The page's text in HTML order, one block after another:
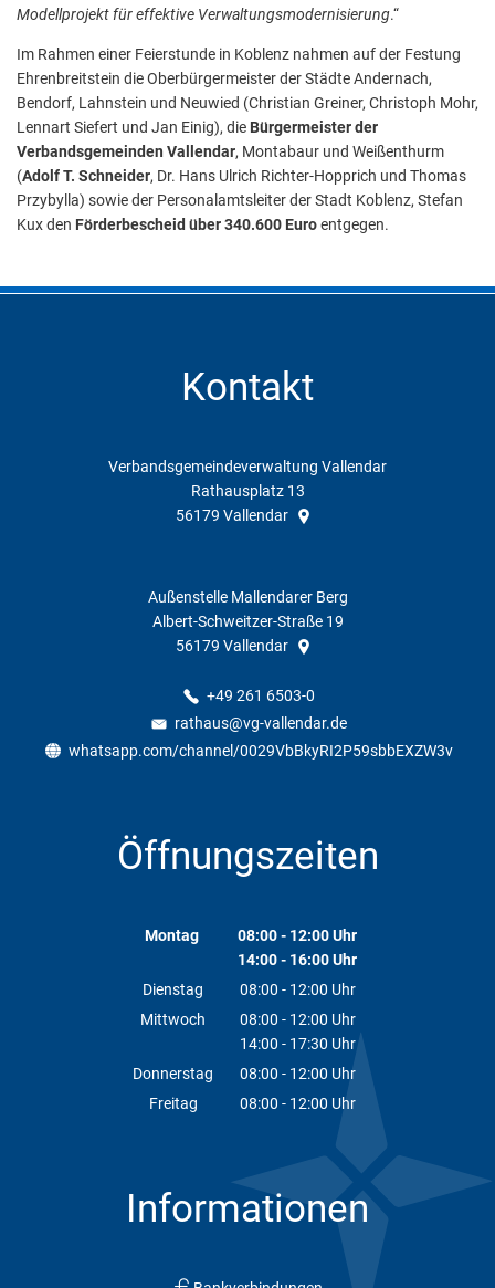
Modellprojekt für effektive Verwaltungsmodernisierung.“
Im Rahmen einer Feierstunde in Koblenz nahmen auf der Festung
Ehrenbreitstein die Oberbürgermeister der Städte Andernach,
Bendorf, Lahnstein und Neuwied (Christian Greiner, Christoph Mohr,
Lennart Siefert und Jan Einig), die Bürgermeister der
Verbandsgemeinden Vallendar, Montabaur und Weißenthurm
(Adolf T. Schneider, Dr. Hans Ulrich Richter-Hopprich und Thomas
Przybylla) sowie der Personalamtsleiter der Stadt Koblenz, Stefan
Kux den Förderbescheid über 340.600 Euroentgegen.
Kontakt
Verbandsgemeindeverwaltung Vallendar
Rathausplatz 13
56179 Vallendar
Außenstelle Mallendarer Berg
Albert-Schweitzer-Straße 19
56179 Vallendar
+49 261 6503-0
rathaus@vg-vallendar.de
whatsapp.com/channel/0029VbBkyRI2P59sbbEXZW3v
Öffnungszeiten
Montag 08:00- 12:00Uhr
Von 08:00 bis 12:00 Uhr
14:00- 16:00Uhr
Von 14:00 bis 16:00 Uhr
Dienstag 08:00 - 12:00 Uhr
Von 08:00 bis 12:00 Uhr
Mittwoch 08:00 - 12:00 Uhr
Von 08:00 bis 12:00 Uhr
14:00 - 17:30 Uhr
Von 14:00 bis 17:30 Uhr
Donnerstag 08:00 - 12:00 Uhr
Von 08:00 bis 12:00 Uhr
Freitag 08:00 - 12:00 Uhr
Von 08:00 bis 12:00 Uhr
Informationen